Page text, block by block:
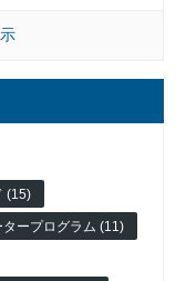
(15)
タープログラム (11)